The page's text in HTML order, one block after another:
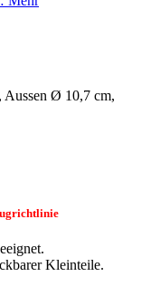
Ø 10,7 cm,
Kleinteile.